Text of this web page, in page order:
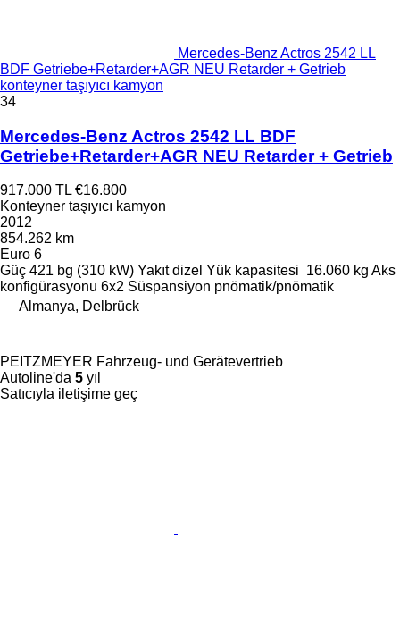
Mercedes-Benz Actros 2542 LL
BDF Getriebe+Retarder+AGR NEU Retarder + Getrieb
konteyner taşıyıcı kamyon
34
Mercedes-Benz Actros 2542 LL BDF
Getriebe+Retarder+AGR NEU Retarder + Getrieb
917.000 TL €16.800
Konteyner taşıyıcı kamyon
2012
854.262 km
Euro 6
Güç 421 bg (310 kW) Yakıt dizel Yük kapasitesi 16.060 kg Aks
konfigürasyonu 6x2 Süspansiyon pnömatik/pnömatik
Almanya, Delbrück
PEITZMEYER Fahrzeug- und Gerätevertrieb
Autoline'da 5 yıl
Satıcıyla iletişime geç